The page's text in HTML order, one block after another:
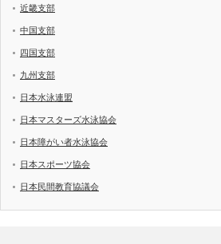
近畿支部
中国支部
四国支部
九州支部
日本水泳連盟
日本マスターズ水泳協会
日本障がい者水泳協会
日本スポーツ協会
日本民間教育協議会